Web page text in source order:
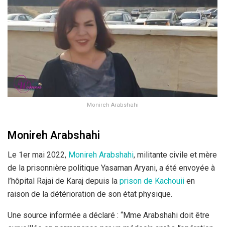
Monireh Arabshahi
Monireh Arabshahi
Le 1er mai 2022, Monireh Arabshahi, militante civile et mère
de la prisonnière politique Yasaman Aryani, a été envoyée à
l’hôpital Rajai de Karaj depuis la prison de Kachouii en
raison de la détérioration de son état physique.
Une source informée a déclaré : “Mme Arabshahi doit être